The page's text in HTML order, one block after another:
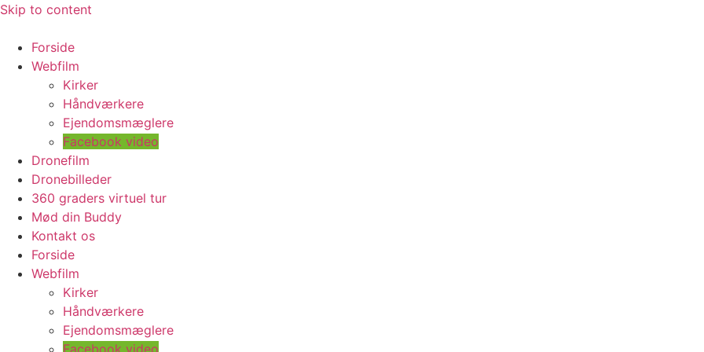
Skip to content
Forside
Webfilm
Kirker
Håndværkere
Ejendomsmæglere
Facebook video
Dronefilm
Dronebilleder
360 graders virtuel tur
Mød din Buddy
Kontakt os
Forside
Webfilm
Kirker
Håndværkere
Ejendomsmæglere
Facebook video